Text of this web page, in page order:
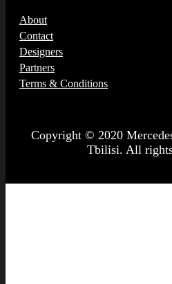
About
Contact
Designers
Partners
Terms & Conditions
Copyright © 2020
Tbilisi. All